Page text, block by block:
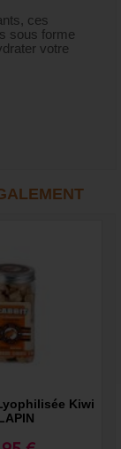
ces
sous forme
votre
Kiwi